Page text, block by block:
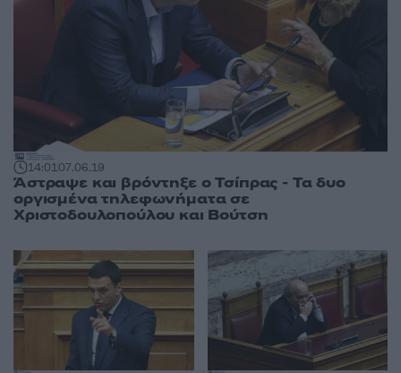
14:0107.06.19
Άστραψε και βρόντηξε ο Τσίπρας - Τα δυο
οργισμένα τηλεφωνήματα σε
Χριστοδουλοπούλου και Βούτση